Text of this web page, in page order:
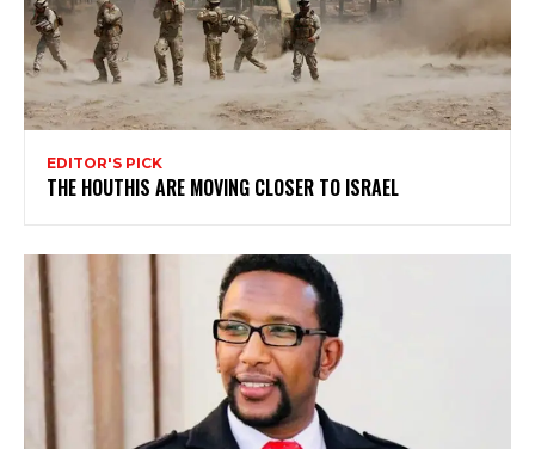
EDITOR'S PICK
THE HOUTHIS ARE MOVING CLOSER TO ISRAEL